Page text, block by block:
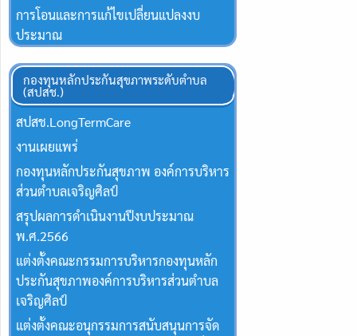
การโอนและการแก้ไขเปลี่ยนแปลงงบ
ประมาณ
กองทุนหลักประกันสุขภาพระดับตำบล
(สปสช.)
สปสช.Long​Term​Care
งานเผยแพร่
กองทุนหลักประกันสุขภาพ องค์การบริหาร
ส่วนตำบลเจริญศิลป์
สรุปผลการดำเนินงานปีงบประมาณ
พ.ศ.2566
แต่งตั้งคณะกรรมการบริหารกองทุนหลัก
ประกันสุขภาพองค์การบริหารส่วนตำบล
เจริญศิลป์
แต่งตั้งคณะอนุกรรมการสนับสนุนการจัด